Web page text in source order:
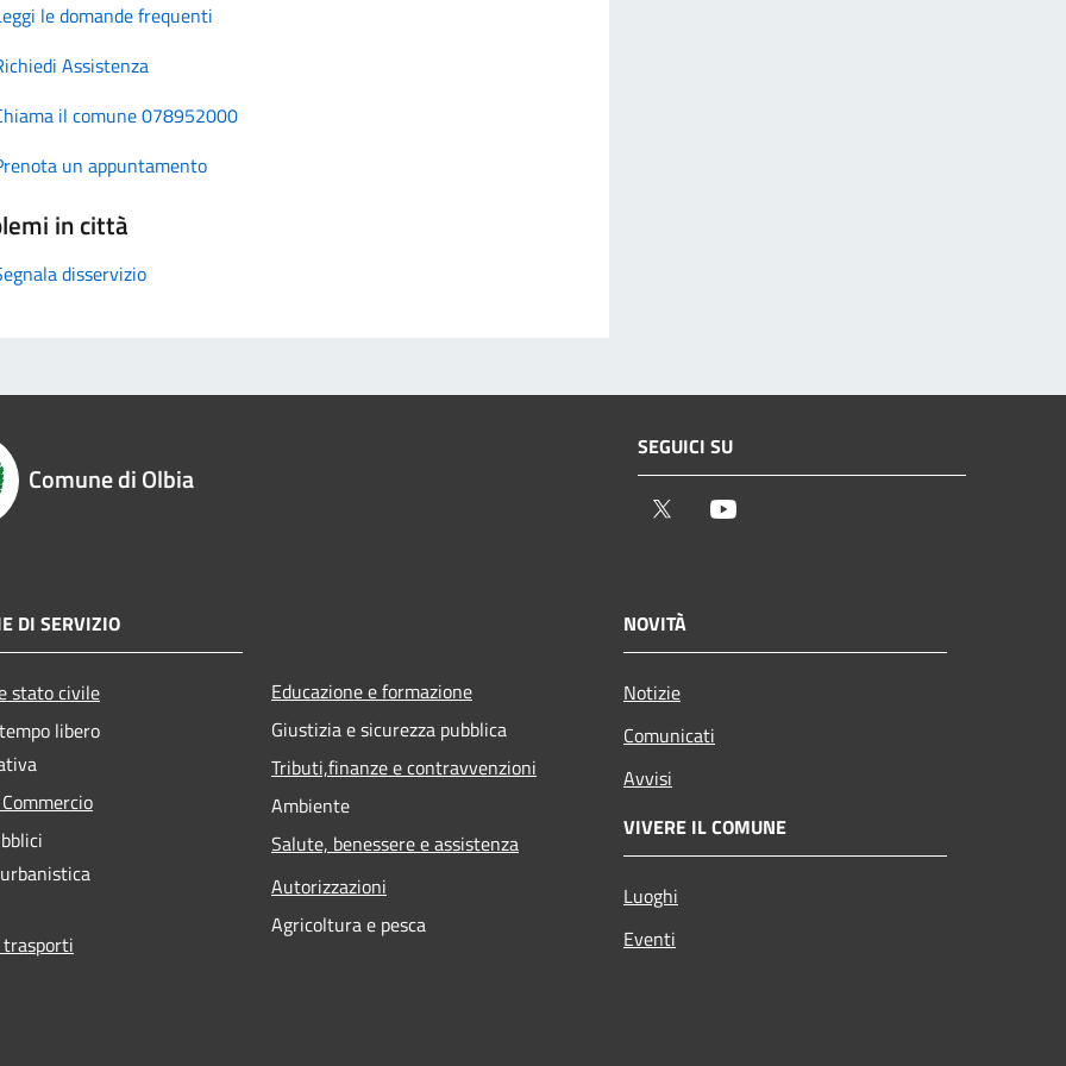
le domande frequenti
Assistenza
il comune 078952000
un appuntamento
in città
disservizio
Comune di Olbia
SEGUICI SU
Twitter
DI SERVIZIO
stato civile
libero
Educazione e formazione
Giustizia e sicurezza pubblica
Tributi,finanze e contravvenzioni
Ambiente
Salute, benessere e assistenza
Autorizzazioni
Agricoltura e pesca
NOVITÀ
Notizie
Comunicati
Avvisi
VIVERE IL COMUNE
Luoghi
Eventi